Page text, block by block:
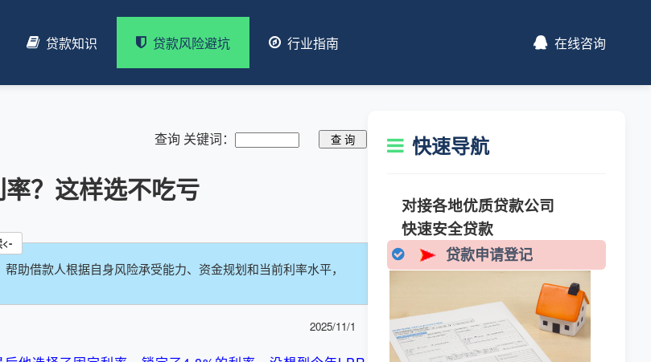
贷款知识 贷款风险避坑 行业指南 在线咨询
查询 关键词：
？这样选不吃亏
助借款人根据自身风险承受能力、资金规划和当前利率水平，
2025/11/1
快速导航
对接各地优质贷款公司
快速安全贷款
贷款申请登记